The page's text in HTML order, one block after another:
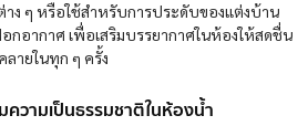
าง ๆ หรือใช้สำหรับการประดับของแต่งบ้าน
อากาศ เพื่อเสริมบรรยากาศในห้องให้สดชื่น
ลายในทุก ๆ ครั้ง
ความเป็นธรรมชาติในห้องน้ำ